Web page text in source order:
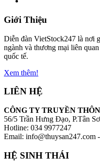
Giới Thiệu
Diễn đàn VietStock247 là nơi
ngành và thương mại liên
quốc tế.
Xem thêm!
LIÊN HỆ
CÔNG TY TRUYỀN
56/5 Trần Hưng Đạo, P.Tân
Hotline: 034 9977247
Email: info@thuysan247.com
HỆ SINH THÁI